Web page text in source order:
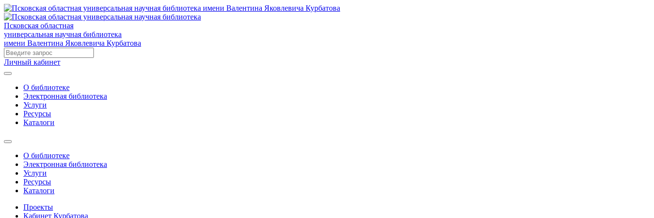
Псковская областная
универсальная научная библиотека
имени Валентина Яковлевича Курбатова
Личный кабинет
О библиотеке
Электронная библиотека
Услуги
Ресурсы
Каталоги
О библиотеке
Электронная библиотека
Услуги
Ресурсы
Каталоги
Проекты
Кабинет Курбатова